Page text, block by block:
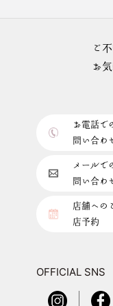
ご
お
お電話で
問い合わ
メールで
問い合わ
店舗への
店予約
OFFICIAL SNS